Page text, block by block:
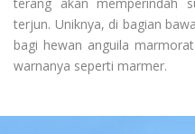
terjun. Uniknya, di bagian
bagi hewan anguila
warnanya seperti marmer.